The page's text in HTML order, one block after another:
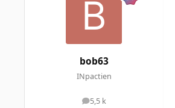
bob63
INpactien
5,5 k
messages